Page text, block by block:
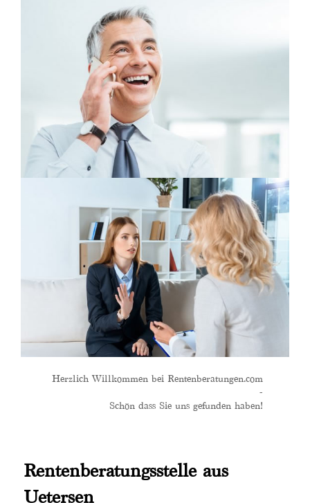
Herzlich Willkommen bei Rentenberatungen.com
-
Schön dass Sie uns gefunden haben!
Rentenberatungsstelle aus
Uetersen